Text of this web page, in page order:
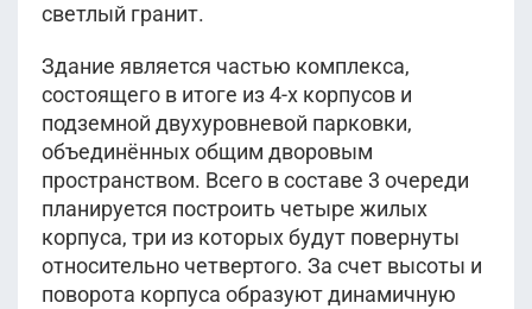
светлый гранит.
Здание является частью комплекса,
состоящего в итоге из 4-х корпусов и
подземной двухуровневой парковки,
объединённых общим дворовым
пространством. Всего в составе 3 очереди
планируется построить четыре жилых
корпуса, три из которых будут повернуты
относительно четвертого. За счет высоты и
поворота корпуса образуют динамичную